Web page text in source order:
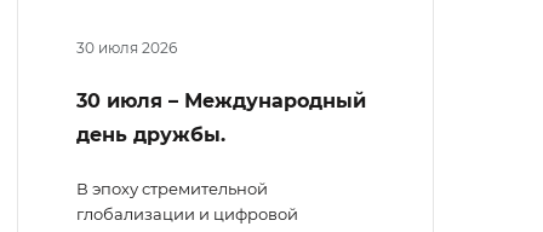
30 июля 2026
30 июля – Международный
день дружбы.
В эпоху стремительной
глобализации и цифровой